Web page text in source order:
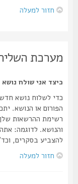
חזור למעלה
מערכת השליחה
כיצד אני שולח נושא
כדי לשלוח נושא חדש
הפורום או הנושא. יתכן
רשימת ההרשאות שלך
והנושא. לדוגמה: אתה
להצביע בסקרים, וכד'.
חזור למעלה